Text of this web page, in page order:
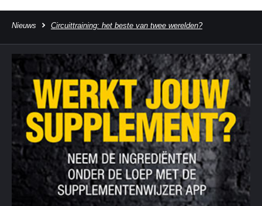
Nieuws Circuittraining: het beste van twee werelden?